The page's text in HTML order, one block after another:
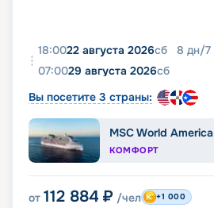
18:0022 августа 2026сб 8 дн/7
07:0029 августа 2026сб
Вы посетите 3 страны:
MSC World America
КОМФОРТ
от 112 884 ₽ /чел +1 000